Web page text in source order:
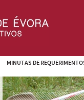
MINUTAS DE